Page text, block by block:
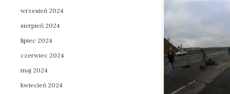
wrzesień 2024
sierpień 2024
lipiec 2024
czerwiec 2024
maj 2024
kwiecień 2024